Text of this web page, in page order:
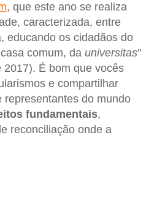
, que este ano se realiza
caracterizada, entre
educando os cidadãos do
comum, da universitas"
É bom que vocês
e compartilhar
do mundo
fundamentais,
reconciliação onde a